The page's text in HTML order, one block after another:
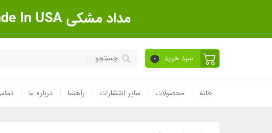
مداد مشکی Sanford Made In USA بسته 12 عددی
سبد خرید 0
خانه محصولات سایر انتشارات راهنما درباره ما